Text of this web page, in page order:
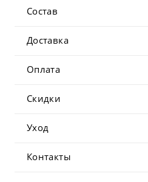
Состав
Доставка
Оплата
Скидки
Уход
Контакты